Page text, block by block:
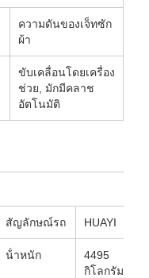
ความดันของเจ็ทซัก
ผ้า
ขับเคลื่อนโดยเครื่อง
ช่วย, มักมีคลาช
อัตโนมัติ
สัญลักษณ์รถ HUAYI
น้ําหนัก
4495
กิโลกรัม